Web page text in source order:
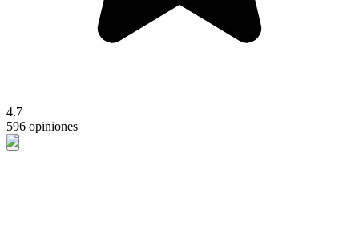
4.7
596 opiniones